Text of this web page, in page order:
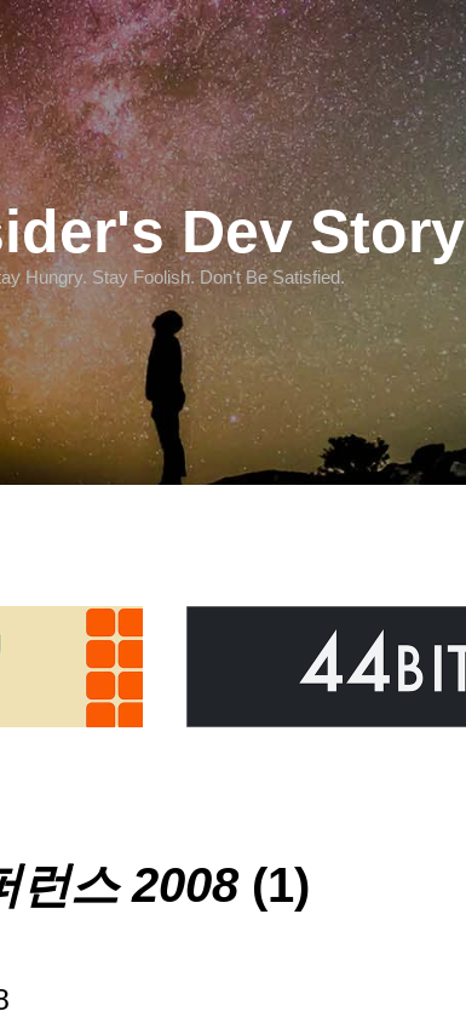
Dev Story
Hungry. Stay Foolish. Don't Be Satisfied.
런스 2008(1)